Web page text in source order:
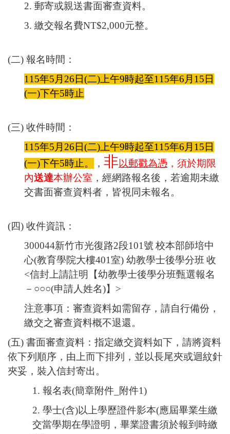
2. 郵寄或親送書面審查資料。
3. 繳交報名費NT$2,000元整。
(二) 報名時間：
115年5 月 26 日(二) 上午9時起至115年6 月 15 日
(一)下午5時止
(三) 收件時間：
115年5 月 26 日(二) 上午9時起至115年6 月 15 日
(一)下午5時止。 ， 非以郵戳為憑 ，須於期限
內送達本辦公室 ，經網路報名後，若逾期未繳
交書面審查資料者，皆視同未報名。
(四) 收件資訊：
300044新竹市光復路2段101號 校本部師培中
心(教育學院大樓401室) 幼教學士後學分班 收
<信封上請註明【幼教學士後學分班甄選報名
－ ○○○(申請人姓名)】 >
注意事項：審查資料如需留存，請自行備份，
繳交之審查資料概不退還。
(五) 書面審查資料：指定繳交資料如下，請將資料
依下列順序，由上而下排列，並以長尾夾或迴紋針
夾妥，裝入信封寄出。
1. 報名表(簡章附件 附件1)
2. 學士(含)以上學歷證件影本(應屆畢業生繳
交當學期在學證明，畢業證書須於報到時繳